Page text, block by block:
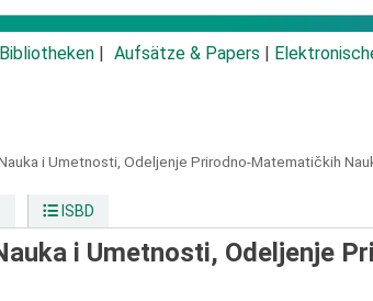
Bibliotheken Aufsätze & Papers
i Umetnosti, Odeljenje Prirodno-Matematičkih
ISBD
i Umetnosti, Odeljenje